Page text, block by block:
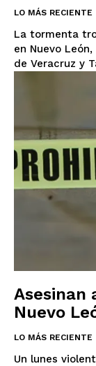
LO MÁS RECIENTE
La tormenta
en Nuevo
de Veracruz y
Asesinan
Nuevo
LO MÁS RECIENTE
Un lunes